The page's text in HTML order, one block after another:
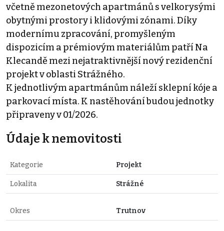
včetně mezonetových apartmánů s velkorysými
obytnými prostory i klidovými zónami. Díky
modernímu zpracování, promyšleným
dispozicím a prémiovým materiálům patří Na
Klecandě mezi nejatraktivnější nový rezidenční
projekt v oblasti Strážného.
K jednotlivým apartmánům náleží sklepní kóje a
parkovací místa. K nastěhování budou jednotky
připraveny v 01/2026.
Údaje k nemovitosti
Kategorie Projekt
Lokalita Strážné
Okres Trutnov